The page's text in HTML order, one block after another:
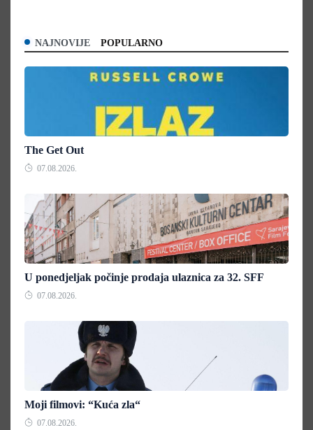
NAJNOVIJE POPULARNO
The Get Out
07.08.2026.
U ponedjeljak počinje prodaja ulaznica za 32. SFF
07.08.2026.
Moji filmovi: “Kuća zla“
07.08.2026.